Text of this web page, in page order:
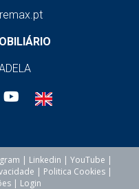
| Linkedin | YouTube |
| Politica Cookies|
| Login